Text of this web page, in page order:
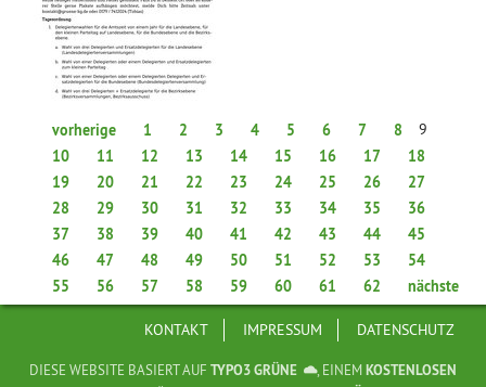
vorherige 1 2 3 4 5 6 7 8
9
10
11 12 13 14 15 16 17
18
19
20 21 22 23 24 25 26
27
28
29 30 31 32 33 34 35
36
37
38 39 40 41 42 43 44
45
46
47 48 49 50 51 52 53
54
55
56 57 58 59 60 61 62 nächste
KONTAKT IMPRESSUM DATENSCHUTZ
DIESE WEBSITE BASIERT AUFTYPO3 GRÜNE , EINEMKOSTENLOSEN